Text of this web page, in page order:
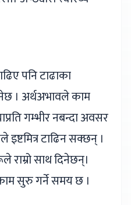
पनि टाढाका
। अर्थअभावले काम
गम्भीर नबन्दा अवसर
टाढिन सक्छन् ।
साथ दिनेछन्।
सुरु गर्ने समय छ ।